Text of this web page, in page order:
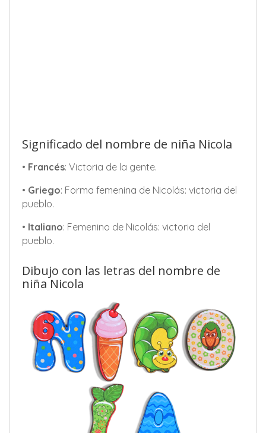
Significado del nombre de niña Nicola
• Francés: Victoria de la gente.
• Griego: Forma femenina de Nicolás: victoria del
pueblo.
• Italiano: Femenino de Nicolás: victoria del
pueblo.
Dibujo con las letras del nombre de
niña Nicola